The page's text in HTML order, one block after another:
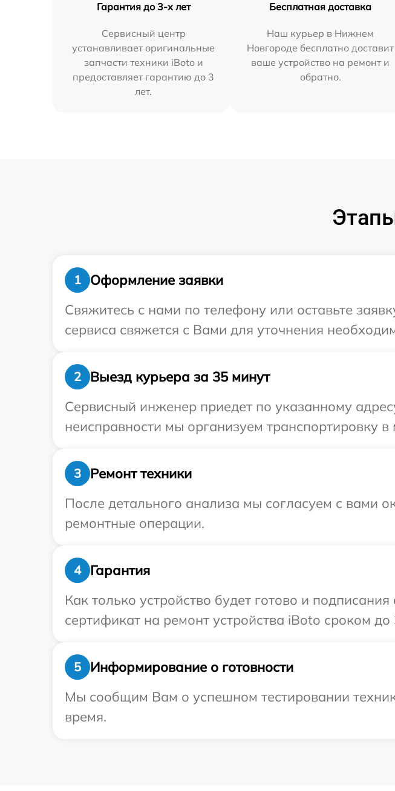
Гарантия до 3-х лет
Сервисный центр
устанавливает оригинальные
запчасти техники iBoto и
предоставляет гарантию до 3
лет.
Бесплатная доставка
Наш курьер в Нижнем
Новгороде бесплатно доставит
ваше устройство на ремонт и
обратно.
1
Оформление заявки
Свяжитесь с нами по телефону или оставьте
сервиса свяжется с Вами для уточнения
2
Выезд курьера за 35 минут
Сервисный инженер приедет по указанному
неисправности мы организуем транспортировку
3
Ремонт техники
После детального анализа мы согласуем с вами
ремонтные операции.
4
Гарантия
Как только устройство будет готово и
сертификат на ремонт устройства iBoto сроком до
5
Информирование о готовности
Мы сообщим Вам о успешном тестировании
время.